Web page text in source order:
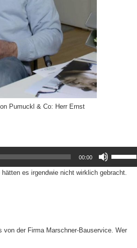
Pumuckl & Co: Herr Ernst
00:00
benutzen,
regeln.
es irgendwie nicht wirklich gebracht.
von der Firma Marschner-Bauservice. Wer